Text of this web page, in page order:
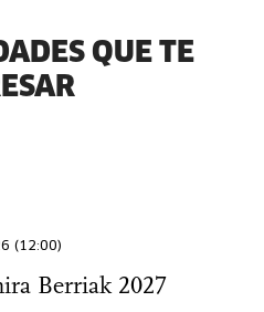
QUE TE
(12:00)
Berriak 2027